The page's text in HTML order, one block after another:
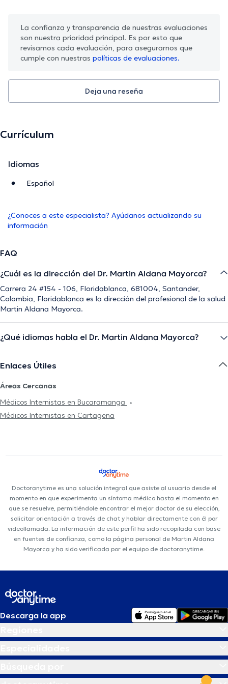
La confianza y transparencia de nuestras evaluaciones
son nuestra prioridad principal. Es por esto que
revisamos cada evaluación, para asegurarnos que
cumple con nuestras políticas de evaluaciones.
Deja una reseña
Currículum
Idiomas
Español
¿Conoces a este especialista? Ayúdanos actualizando su
información
FAQ
¿Cuál es la dirección del Dr. Martin Aldana Mayorca?
Carrera 24 #154 - 106, Floridablanca, 681004, Santander,
Colombia, Floridablanca es la dirección del profesional de la salud
Martin Aldana Mayorca.
¿Qué idiomas habla el Dr. Martin Aldana Mayorca?
Enlaces Útiles
Áreas Cercanas
Médicos Internistas en Bucaramanga
Médicos Internistas en Cartagena
Doctoranytime es una solución integral que asiste al usuario desde el
momento en que experimenta un síntoma médico hasta el momento en
que se resuelve, permitiéndole encontrar el mejor doctor de su elección,
solicitar orientación a través de chat y hablar directamente con él por
videollamada. La información de este perfil ha sido recopilada con base
en fuentes de confianza, como la página personal de Martin Aldana
Mayorca y ha sido verificada por el equipo de doctoranytime.
Descarga la app